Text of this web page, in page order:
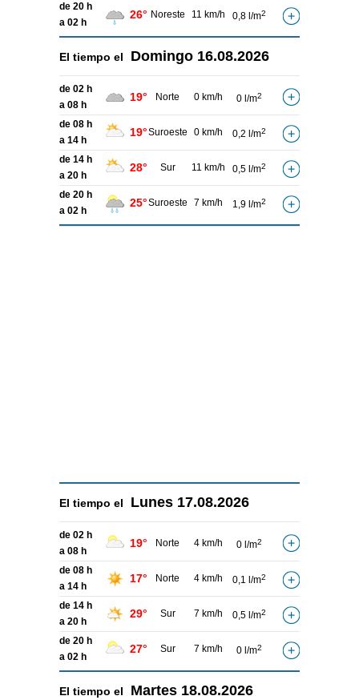
de 20 h
a 02 h
26° Noreste 11 km/h 0,8 l/m2
El tiempo el Domingo 16.08.2026
de 02 h
a 08 h
19° Norte 0 km/h 0 l/m2
de 08 h
a 14 h
19°Suroeste 0 km/h 0,2 l/m2
de 14 h
a 20 h
28° Sur 11 km/h 0,5 l/m2
de 20 h
a 02 h
25°Suroeste 7 km/h 1,9 l/m2
El tiempo el Lunes 17.08.2026
de 02 h
a 08 h
19° Norte 4 km/h 0 l/m2
de 08 h
a 14 h
17° Norte 4 km/h 0,1 l/m2
de 14 h
a 20 h
29° Sur 7 km/h 0,5 l/m2
de 20 h
a 02 h
27° Sur 7 km/h 0 l/m2
El tiempo el Martes 18.08.2026